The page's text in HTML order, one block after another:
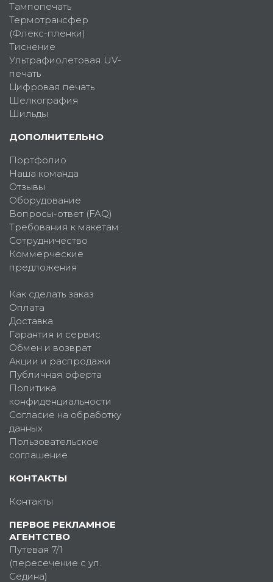
Тампопечать
Термотрансфер
(Флекс-пленки)
Тиснение
Ультрафиолетовая UV-
печать
Цифровая печать
Шелкография
Шильды
ДОПОЛНИТЕЛЬНО
Портфолио
Наша команда
Отзывы
Оборудование
Вопросы-ответ (FAQ)
Требования к макетам
Сотрудничество
Коммерческие
предложения
Как сделать заказ
Оплата
Доставка
Гарантия и сервис
Обмен и возврат
Акции и распродажи
Публичная оферта
Политика
конфиденциальности
Согласие на обработку
данных
Пользовательское
соглашение
КОНТАКТЫ
Контакты
ПЕРВОЕ РЕКЛАМНОЕ
АГЕНТСТВО
Путевая 7/1
(пересечение с ул.
Седина)